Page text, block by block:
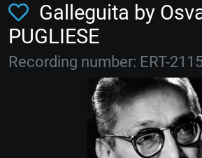
Galleguita by
PUGLIESE
Recording number: ERT-